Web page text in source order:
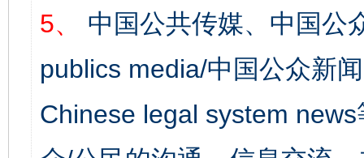
5、
中国公共传媒、中国公
publics media/中国公众新
Chinese legal system